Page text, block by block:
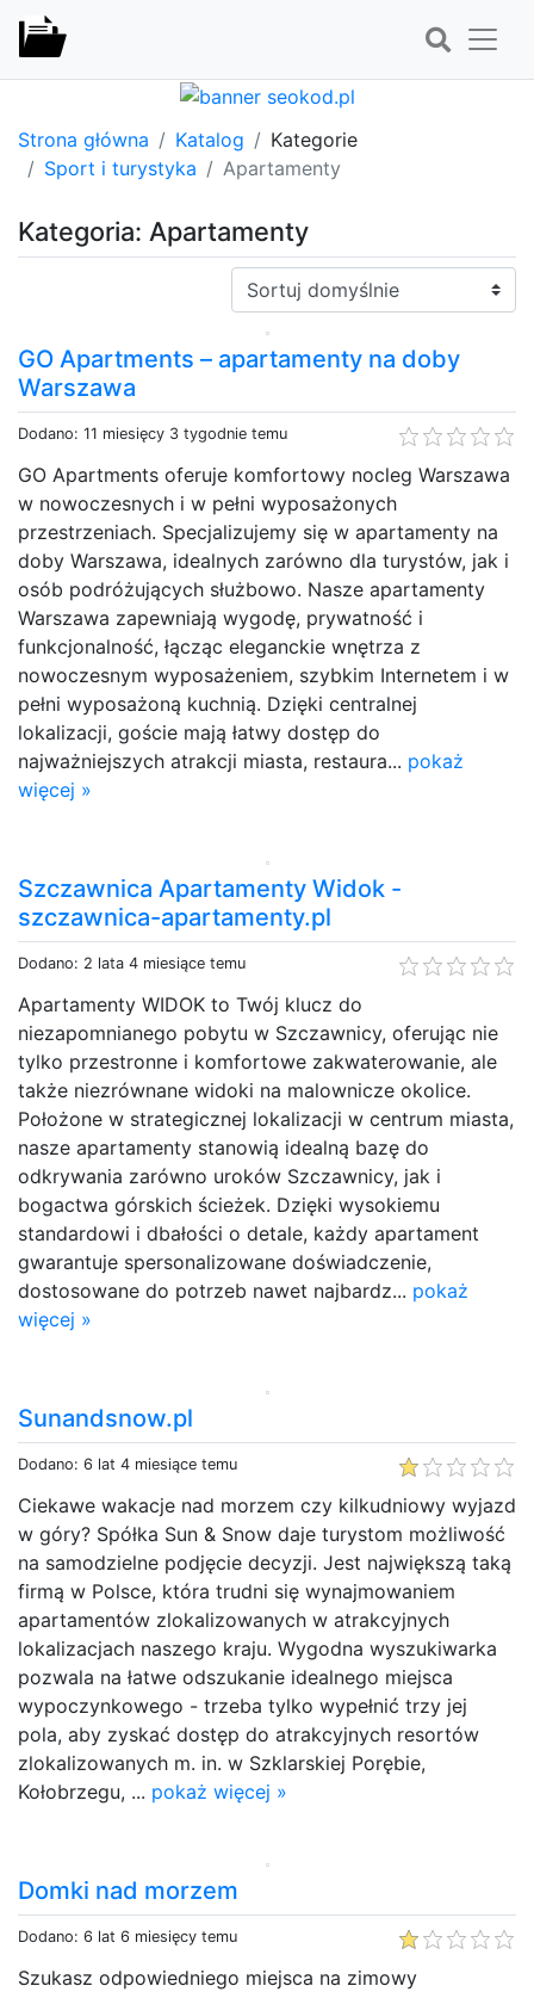
Strona główna Katalog
Kategorie
Sport i turystyka
Apartamenty
Kategoria: Apartamenty
Sortuj:
GO Apartments – apartamenty na doby
Warszawa
Dodano: 11 miesięcy 3 tygodnie temu
GO Apartments oferuje komfortowy nocleg Warszawa
w nowoczesnych i w pełni wyposażonych
przestrzeniach. Specjalizujemy się w apartamenty na
doby Warszawa, idealnych zarówno dla turystów, jak i
osób podróżujących służbowo. Nasze apartamenty
Warszawa zapewniają wygodę, prywatność i
funkcjonalność, łącząc eleganckie wnętrza z
nowoczesnym wyposażeniem, szybkim Internetem i w
pełni wyposażoną kuchnią. Dzięki centralnej
lokalizacji, goście mają łatwy dostęp do
najważniejszych atrakcji miasta, restaura... pokaż
więcej »
Szczawnica Apartamenty Widok -
szczawnica-apartamenty.pl
Dodano: 2 lata 4 miesiące temu
Apartamenty WIDOK to Twój klucz do
niezapomnianego pobytu w Szczawnicy, oferując nie
tylko przestronne i komfortowe zakwaterowanie, ale
także niezrównane widoki na malownicze okolice.
Położone w strategicznej lokalizacji w centrum miasta,
nasze apartamenty stanowią idealną bazę do
odkrywania zarówno uroków Szczawnicy, jak i
bogactwa górskich ścieżek. Dzięki wysokiemu
standardowi i dbałości o detale, każdy apartament
gwarantuje spersonalizowane doświadczenie,
dostosowane do potrzeb nawet najbardz... pokaż
więcej »
Sunandsnow.pl
Dodano: 6 lat 4 miesiące temu
Ciekawe wakacje nad morzem czy kilkudniowy wyjazd
w góry? Spółka Sun & Snow daje turystom możliwość
na samodzielne podjęcie decyzji. Jest największą taką
firmą w Polsce, która trudni się wynajmowaniem
apartamentów zlokalizowanych w atrakcyjnych
lokalizacjach naszego kraju. Wygodna wyszukiwarka
pozwala na łatwe odszukanie idealnego miejsca
wypoczynkowego - trzeba tylko wypełnić trzy jej
pola, aby zyskać dostęp do atrakcyjnych resortów
zlokalizowanych m. in. w Szklarskiej Porębie,
Kołobrzegu, ... pokaż więcej »
Domki nad morzem
Dodano: 6 lat 6 miesięcy temu
Szukasz odpowiedniego miejsca na zimowy